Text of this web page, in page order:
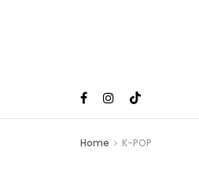
Home K-POP